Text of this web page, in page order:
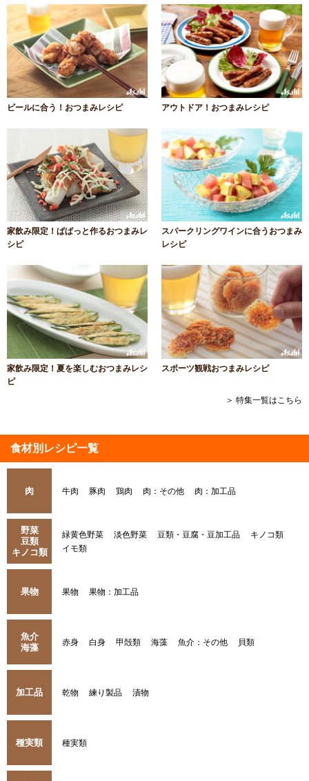
ビールに合う！おつまみレシピ アウトドア！おつまみレシピ
家飲み限定！ぱぱっと作るおつまみレ
シピ
スパークリングワインに合うおつまみ
レシピ
家飲み限定！夏を楽しむおつまみレシ
ピ
スポーツ観戦おつまみレシピ
＞ 特集一覧はこちら
食材別レシピ一覧
肉 牛肉 豚肉 鶏肉 肉：その他 肉：加工品
野菜
豆類
キノコ類
緑黄色野菜 淡色野菜 豆類・豆腐・豆加工品
キノコ類
イモ類
果物 果物 果物：加工品
魚介
海藻
赤身 白身 甲殻類 海藻 魚介：その他 貝類
加工品 乾物 練り製品 漬物
種実類 種実類